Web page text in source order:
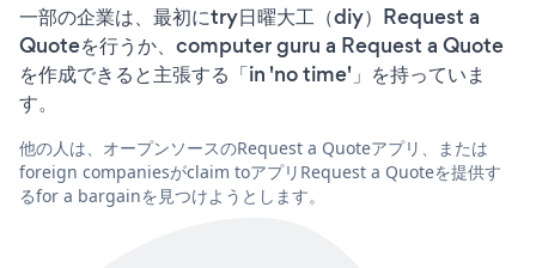
一部の企業は、最初にtry日曜大工（diy）Request a
Quoteを行うか、computer guru a Request a Quote
を作成できると主張する「in 'no time'」を持っていま
す。
他の人は、オープンソースのRequest a Quoteアプリ、または
foreign companiesがclaim toアプリRequest a Quoteを提供す
るfor a bargainを見つけようとします。